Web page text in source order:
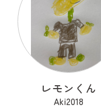
レモンくん
Aki2018